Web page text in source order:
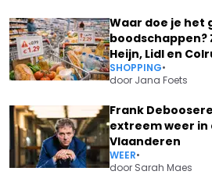
Waar doe je het
boodschappen?
Heijn, Lidl en
SHOPPING•
door Jana Foets
Frank
extreem weer in
Vlaanderen
WEER•
door Sarah Maes